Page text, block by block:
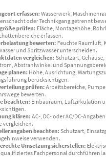
erfassen:Wasserwerk,
oder Technikgang getrennt
prüfen: Fläche, Montagehöhe,
erfassen.
bewerten: Feuchte Raumluft,
und Spritzwasser unterscheiden.
vergleichen: Schutzart,
Abstrahlwinkel und
planen: Höhe, Ausrichtung,
berücksichtigen.
prüfen:Arbeitsbereiche,
bewerten.
beachten: Einbauraum, Luftzirkulation
klären: AC-, DC- oder AC/DC-
vergleichen.
beachten: Schutzart,
verwenden.
Umsetzung sicherstellen:
Fachpersonal durchführen